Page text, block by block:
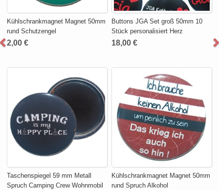
Kühlschrankmagnet Magnet 50mm
rund Schutzengel
2,00 €
Buttons JGA Set groß 50mm 10
Stück personalisiert Herz
18,00 €
Taschenspiegel 59 mm Metall
Spruch Camping Crew Wohnmobil
Kühlschrankmagnet Magnet 50mm
rund Spruch Alkohol